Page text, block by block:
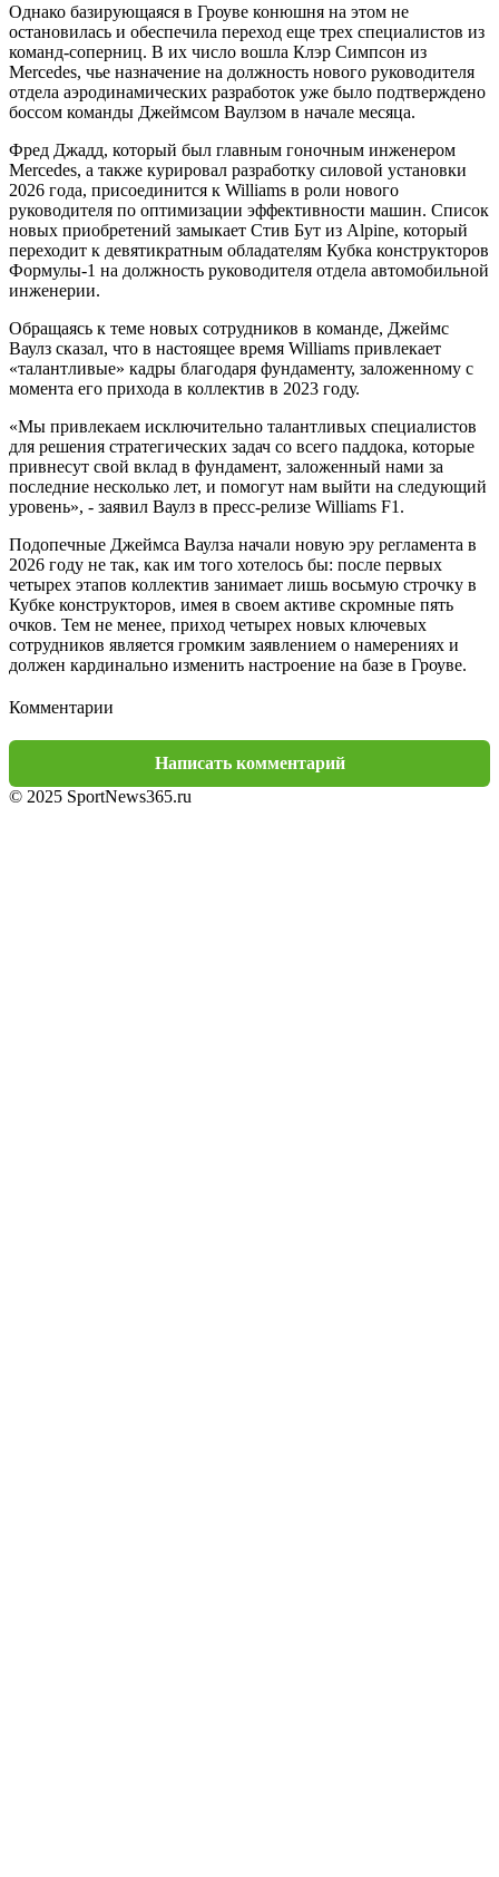
Однако базирующаяся в Гроуве конюшня на этом не
остановилась и обеспечила переход еще трех специалистов из
команд-соперниц. В их число вошла Клэр Симпсон из
Mercedes, чье назначение на должность нового руководителя
отдела аэродинамических разработок уже было подтверждено
боссом команды Джеймсом Ваулзом в начале месяца.
Фред Джадд, который был главным гоночным инженером
Mercedes, а также курировал разработку силовой установки
2026 года, присоединится к Williams в роли нового
руководителя по оптимизации эффективности машин. Список
новых приобретений замыкает Стив Бут из Alpine, который
переходит к девятикратным обладателям Кубка конструкторов
Формулы-1 на должность руководителя отдела автомобильной
инженерии.
Обращаясь к теме новых сотрудников в команде, Джеймс
Ваулз сказал, что в настоящее время Williams привлекает
«талантливые» кадры благодаря фундаменту, заложенному с
момента его прихода в коллектив в 2023 году.
«Мы привлекаем исключительно талантливых специалистов
для решения стратегических задач со всего паддока, которые
привнесут свой вклад в фундамент, заложенный нами за
последние несколько лет, и помогут нам выйти на следующий
уровень», - заявил Ваулз в пресс-релизе Williams F1.
Подопечные Джеймса Ваулза начали новую эру регламента в
2026 году не так, как им того хотелось бы: после первых
четырех этапов коллектив занимает лишь восьмую строчку в
Кубке конструкторов, имея в своем активе скромные пять
очков. Тем не менее, приход четырех новых ключевых
сотрудников является громким заявлением о намерениях и
должен кардинально изменить настроение на базе в Гроуве.
Комментарии
Написать комментарий
© 2025 SportNews365.ru